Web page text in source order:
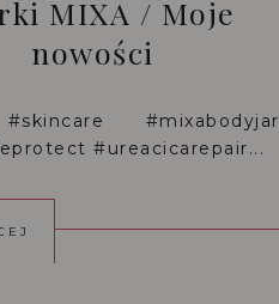
MIXA / Moje
nowości
#mixabodyjar
#ureacicarepair...